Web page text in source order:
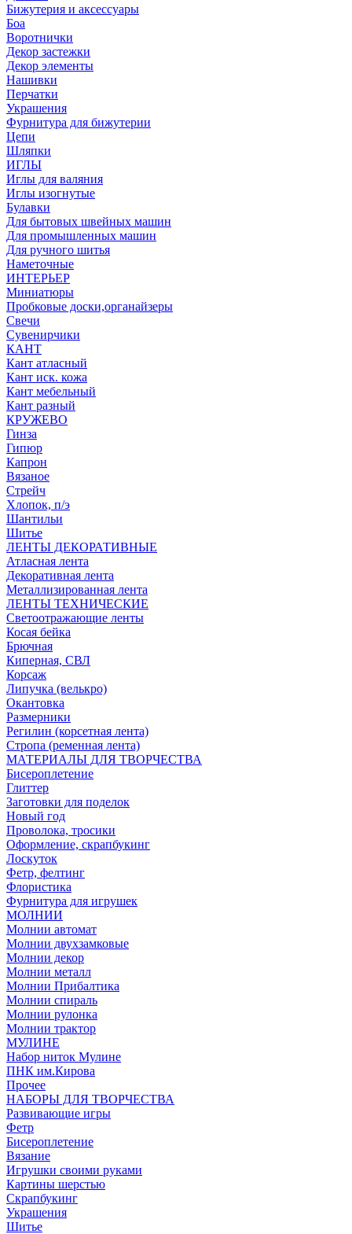
Бижутерия и аксессуары
Боа
Воротнички
Декор застежки
Декор элементы
Нашивки
Перчатки
Украшения
Фурнитура для бижутерии
Цепи
Шляпки
ИГЛЫ
Иглы для валяния
Иглы изогнутые
Булавки
Для бытовых швейных машин
Для промышленных машин
Для ручного шитья
Наметочные
ИНТЕРЬЕР
Миниатюры
Пробковые доски,органайзеры
Свечи
Сувенирчики
КАНТ
Кант атласный
Кант иск. кожа
Кант мебельный
Кант разный
КРУЖЕВО
Гинза
Гипюр
Капрон
Вязаное
Стрейч
Хлопок, п/э
Шантильи
Шитье
ЛЕНТЫ ДЕКОРАТИВНЫЕ
Атласная лента
Декоративная лента
Металлизированная лента
ЛЕНТЫ ТЕХНИЧЕСКИЕ
Светоотражающие ленты
Косая бейка
Брючная
Киперная, СВЛ
Корсаж
Липучка (велькро)
Окантовка
Размерники
Регилин (корсетная лента)
Стропа (ременная лента)
МАТЕРИАЛЫ ДЛЯ ТВОРЧЕСТВА
Бисероплетение
Глиттер
Заготовки для поделок
Новый год
Проволока, тросики
Оформление, скрапбукинг
Лоскуток
Фетр, фелтинг
Флористика
Фурнитура для игрушек
МОЛНИИ
Молнии автомат
Молнии двухзамковые
Молнии декор
Молнии металл
Молнии Прибалтика
Молнии спираль
Молнии рулонка
Молнии трактор
МУЛИНЕ
Набор ниток Мулине
ПНК им.Кирова
Прочее
НАБОРЫ ДЛЯ ТВОРЧЕСТВА
Развивающие игры
Фетр
Бисероплетение
Вязание
Игрушки своими руками
Картины шерстью
Скрапбукинг
Украшения
Шитье